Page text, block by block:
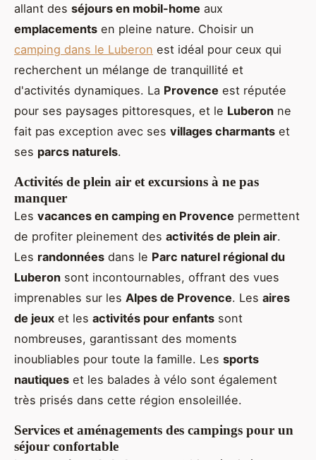
allant des séjours en mobil-home aux
emplacements en pleine nature. Choisir un
camping dans le Luberon est idéal pour ceux qui
recherchent un mélange de tranquillité et
d'activités dynamiques. La Provence est réputée
pour ses paysages pittoresques, et le Luberon ne
fait pas exception avec ses villages charmants et
ses parcs naturels.
Activités de plein air et excursions à ne pas
manquer
Les vacances en camping en Provence permettent
de profiter pleinement des activités de plein air.
Les randonnées dans le Parc naturel régional du
Luberon sont incontournables, offrant des vues
imprenables sur les Alpes de Provence. Les aires
de jeux et les activités pour enfants sont
nombreuses, garantissant des moments
inoubliables pour toute la famille. Les sports
nautiques et les balades à vélo sont également
très prisés dans cette région ensoleillée.
Services et aménagements des campings pour un
séjour confortable